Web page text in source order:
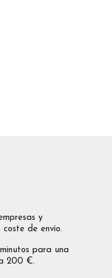
y
coste de envío.
para una
200 €.